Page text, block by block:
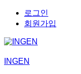
Skip
navigation
Skip
content
로그인
회원가입
INGEN